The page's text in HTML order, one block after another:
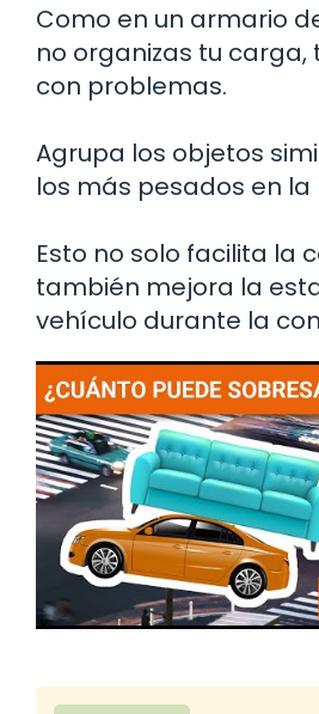
Como en un armario
no organizas tu
con problemas.
Agrupa los objetos
los más pesados en
Esto no solo facilita la
también mejora la
vehículo durante la